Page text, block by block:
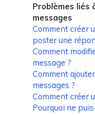
Problèmes liés
messages
Comment créer
poster une
Comment
message ?
Comment
messages ?
Comment créer
Pourquoi ne